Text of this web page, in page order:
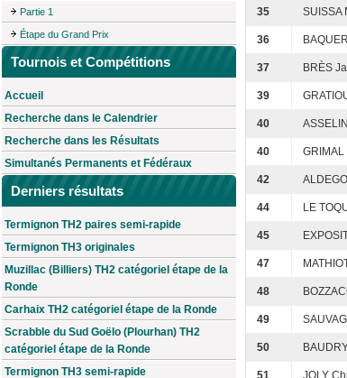
Partie 1
Étape du Grand Prix
Tournois et Compétitions
Accueil
Recherche dans le Calendrier
Recherche dans les Résultats
Simultanés Permanents et Fédéraux
Derniers résultats
Termignon TH2 paires semi-rapide
Termignon TH3 originales
Muzillac (Billiers) TH2 catégoriel étape de la
Ronde
Carhaix TH2 catégoriel étape de la Ronde
Scrabble du Sud Goëlo (Plourhan) TH2
catégoriel étape de la Ronde
Termignon TH3 semi-rapide
35 SUISSA
36
37 BRÈS
39
40
40
42
44 LE
45
47
48
49
50